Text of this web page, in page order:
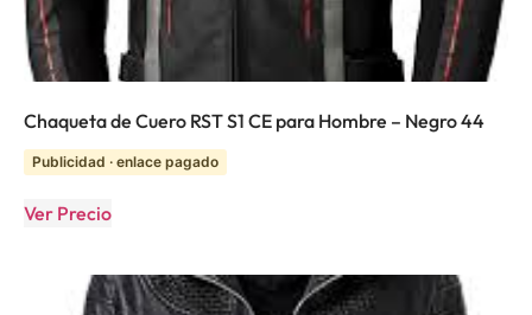
Chaqueta de Cuero RST S1 CE para Hombre – Negro 44
Publicidad · enlace pagado
Ver Precio